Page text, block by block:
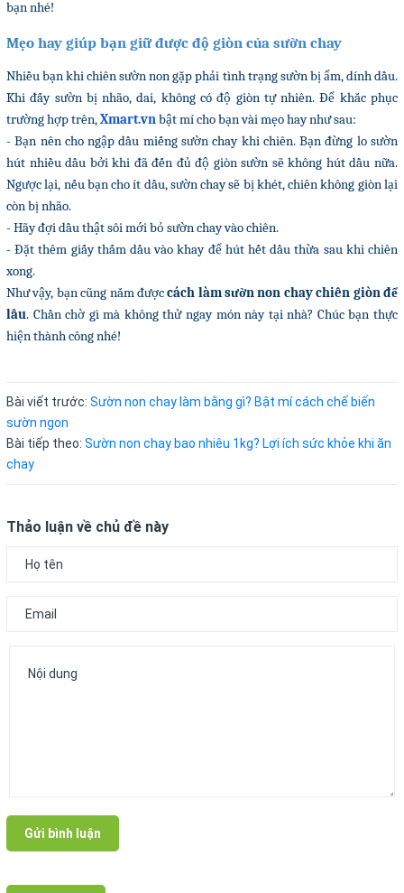
bạn nhé!
Mẹo hay giúp bạn giữ được độ giòn của sườn chay
Nhiều bạn khi chiên sườn non gặp phải tình trạng sườn bị ẩm, dính dầu.
Khi đấy sườn bị nhão, dai, không có độ giòn tự nhiên. Để khắc phục
trường hợp trên,Xmart.vnbật mí cho bạn vài mẹo hay như sau:
- Bạn nên cho ngập dầu miếng sườn chay khi chiên. Bạn đừng lo sườn
hút nhiều dầu bởi khi đã đến đủ độ giòn sườn sẽ không hút dầu nữa.
Ngược lại, nếu bạn cho ít dầu, sườn chay sẽ bị khét, chiên không giòn lại
còn bị nhão.
- Hãy đợi dầu thật sôi mới bỏ sườn chay vào chiên.
- Đặt thêm giấy thấm dầu vào khay để hút hết dầu thừa sau khi chiên
xong.
Như vậy, bạn cũng nắm đượccách làm sườn non chay chiên giòn để
lâu. Chần chờ gì mà không thử ngay món này tại nhà? Chúc bạn thực
hiện thành công nhé!
Bài viết trước: Sườn non chay làm bằng gì? Bật mí cách chế biến
sườn ngon
Bài tiếp theo: Sườn non chay bao nhiêu 1kg? Lợi ích sức khỏe khi ăn
chay
Thảo luận về chủ đề này
Gửi bình luận